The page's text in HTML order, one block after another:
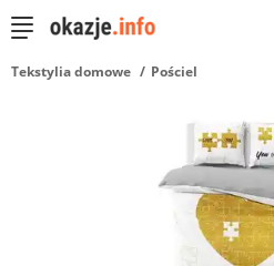
Tekstylia domowe Pościel